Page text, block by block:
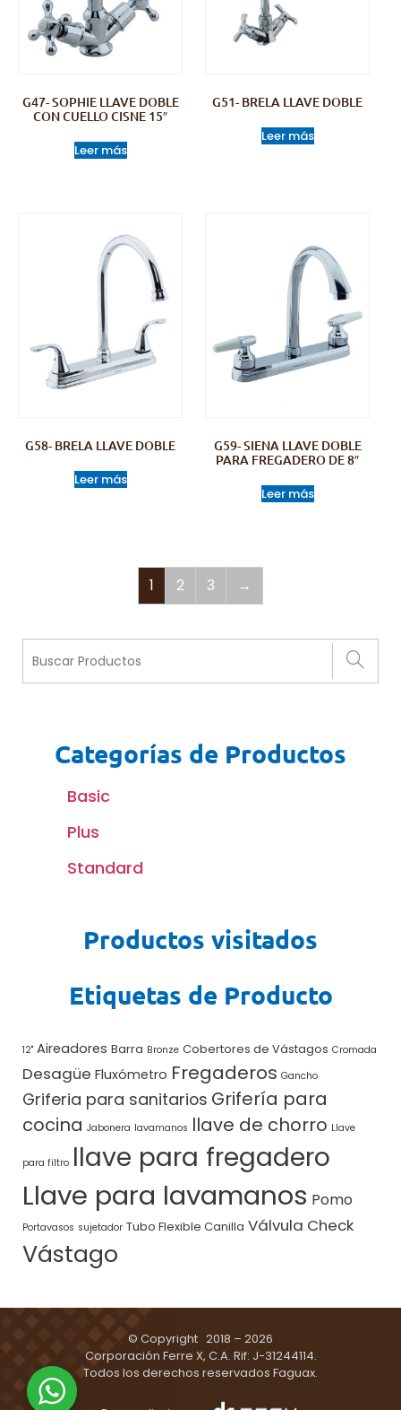
G47- SOPHIE LLAVE DOBLE
CON CUELLO CISNE 15″
Leer más
G51- BRELA LLAVE DOBLE
Leer más
G58- BRELA LLAVE DOBLE
Leer más
G59- SIENA LLAVE DOBLE
PARA FREGADERO DE 8″
Leer más
1 2 3 →
Categorías de Productos
Basic
Plus
Standard
Productos visitados
Etiquetas de Producto
12" Aireadores Barra Bronze Cobertores de Vástagos Cromada
Desagüe Fluxómetro Fregaderos Gancho
Griferia para sanitarios Grifería para
cocina Jabonera lavamanos llave de chorro Llave
para filtro llave para fregadero
Llave para lavamanos Pomo
Portavasos sujetador Tubo Flexible Canilla Válvula Check
Vástago
© Copyright 2018 – 2026
Corporación Ferre X, C.A. Rif: J-31244114.
Todos los derechos reservados Faguax.